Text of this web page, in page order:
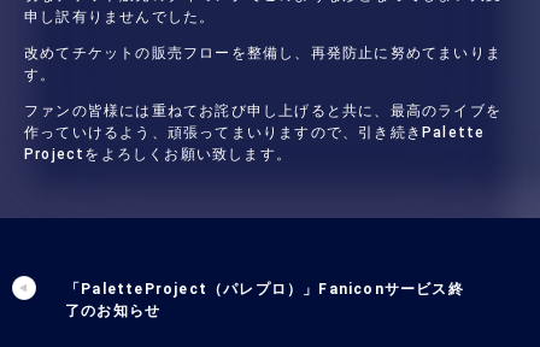
申し訳有りませんでした。
改めてチケットの販売フローを整備し、再発防止に努めてまいりま
す。
ファンの皆様には重ねてお詫び申し上げると共に、最高のライブを
作っていけるよう、頑張ってまいりますので、引き続きPalette
Projectをよろしくお願い致します。
「PaletteProject（パレプロ）」Faniconサービス終
了のお知らせ